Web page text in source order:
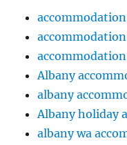
Albany
albany
Albany holiday
albany wa